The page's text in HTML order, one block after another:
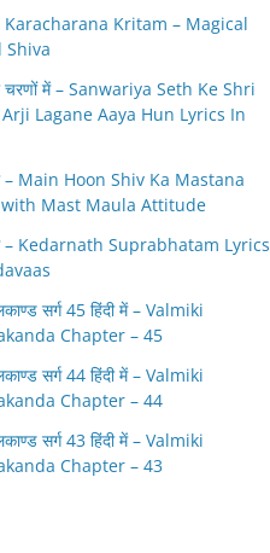
Karacharana Kritam – Magical
Shiva
चरणों में – Sanwariya Seth Ke Shri
Lagane Aaya Hun Lyrics In
– Main Hoon Shiv Ka Mastana
with Mast Maula Attitude
– Kedarnath Suprabhatam Lyrics
सर्ग 45 हिंदी में – Valmiki
Chapter – 45
सर्ग 44 हिंदी में – Valmiki
Chapter – 44
सर्ग 43 हिंदी में – Valmiki
Chapter – 43